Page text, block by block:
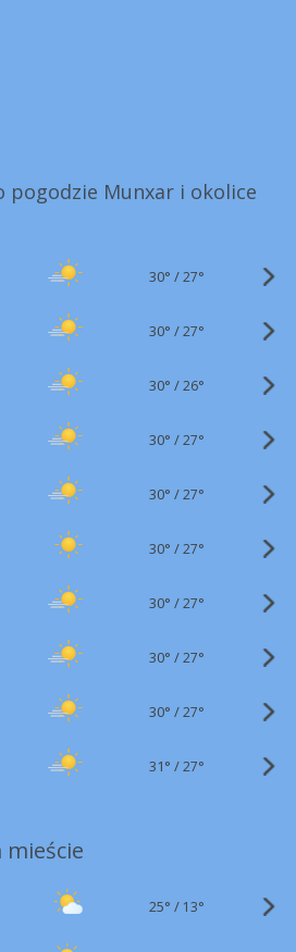
pogodzie Munxar i okolice
30° /27°
30° /27°
30° /26°
30° /27°
30° /27°
30° /27°
30° /27°
30° /27°
30° /27°
31° /27°
25° / 13°